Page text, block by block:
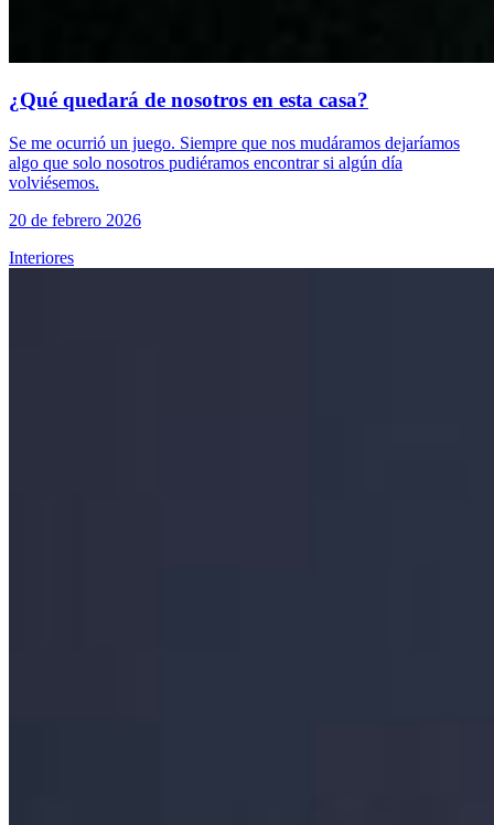
¿Qué quedará de nosotros en esta casa?
Se me ocurrió un juego. Siempre que nos mudáramos dejaríamos
algo que solo nosotros pudiéramos encontrar si algún día
volviésemos.
20 de febrero 2026
Interiores